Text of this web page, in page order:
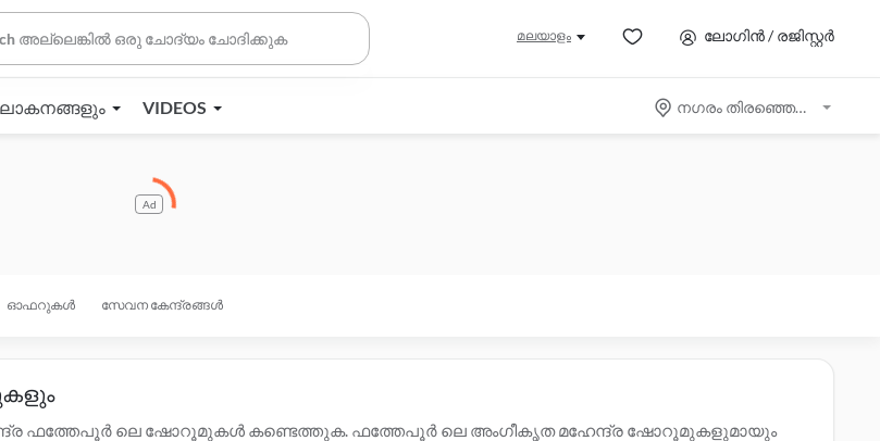
മലയാളം ലോഗിൻ / രജിസ്റ്റർ
VIDEOS നഗരം തിരഞ്ഞെടുക്കുക
Ad
ഓഫറുകൾ സേവന കേന്ദ്രങ്ങൾ
ഫത്തേപൂർ ലെ ഷോറൂമുകൾ കണ്ടെത്തുക. ഫത്തേപൂർ ലെ അംഗീകൃത മഹേന്ദ്ര ഷോറൂമുകളുമായും